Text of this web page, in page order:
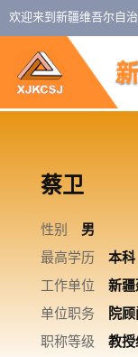
欢迎来到新疆维吾尔自
蔡卫
性别 男
最高学历
本科
工作单位
新疆
单位职务
院
职称等级
教授